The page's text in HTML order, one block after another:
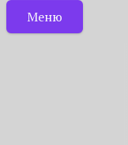
Меню